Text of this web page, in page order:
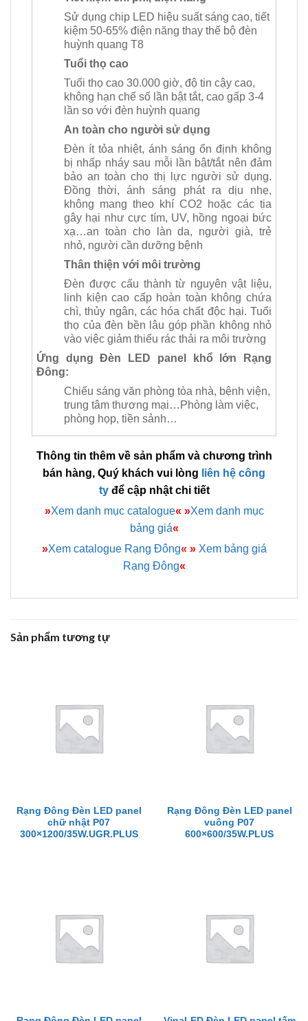
Sử dụng chip LED hiệu suất sáng cao, tiết
kiệm 50-65% điện năng thay thế bộ đèn
huỳnh quang T8
Tuổi thọ cao
Tuổi thọ cao 30.000 giờ, độ tin cậy cao,
không hạn chế số lần bật tắt, cao gấp 3-4
lần so với đèn huỳnh quang
An toàn cho người sử dụng
Đèn ít tỏa nhiệt, ánh sáng ổn định không
bị nhấp nháy sau mỗi lần bật/tắt nên đảm
bảo an toàn cho thị lực người sử dụng.
Đồng thời, ánh sáng phát ra dịu nhẹ,
không mang theo khí CO2 hoặc các tia
gây hại như cực tím, UV, hồng ngoại bức
xạ…an toàn cho làn da, người già, trẻ
nhỏ, người cần dưỡng bệnh
Thân thiện với môi trường
Đèn được cấu thành từ nguyên vật liệu,
linh kiện cao cấp hoàn toàn không chứa
chì, thủy ngân, các hóa chất độc hại. Tuổi
thọ của đèn bền lâu góp phần không nhỏ
vào việc giảm thiểu rác thải ra môi trường
Ứng dụng Đèn LED panel khổ lớn Rạng
Đông:
Chiếu sáng văn phòng tòa nhà, bệnh viện,
trung tâm thương mại…Phòng làm việc,
phòng họp, tiền sảnh…
Thông tin thêm về sản phẩm và chương trình
bán hàng, Quý khách vui lòng liên hệ công
tyđể cập nhật chi tiết
»Xem danh mục catalogue« »Xem danh mục
bảng giá«
»Xem catalogue Rạng Đông« »Xem bảng giá
Rạng Đông«
Sản phẩm tương tự
Rạng Đông Đèn LED panel
chữ nhật P07
300×1200/35W.UGR.PLUS
Rạng Đông Đèn LED panel
vuông P07
600×600/35W.PLUS